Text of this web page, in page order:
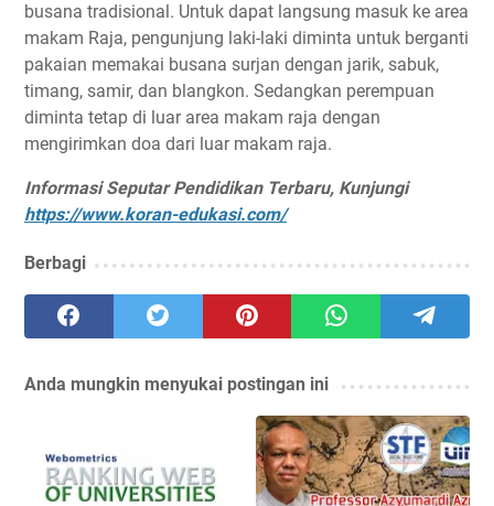
busana tradisional. Untuk dapat langsung masuk ke area
makam Raja, pengunjung laki-laki diminta untuk berganti
pakaian memakai busana surjan dengan jarik, sabuk,
timang, samir, dan blangkon. Sedangkan perempuan
diminta tetap di luar area makam raja dengan
mengirimkan doa dari luar makam raja.
Informasi Seputar Pendidikan Terbaru, Kunjungi
https://www.koran-edukasi.com/
Berbagi
Anda mungkin menyukai postingan ini